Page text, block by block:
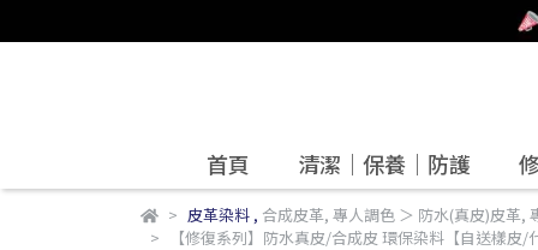
首頁 清潔｜保養｜防護
皮革染料, 合成皮革, 專人調色 ＞ 防水(真皮)皮革,
【修復系列】防水真皮/合成皮 環保染料【自送樣皮/